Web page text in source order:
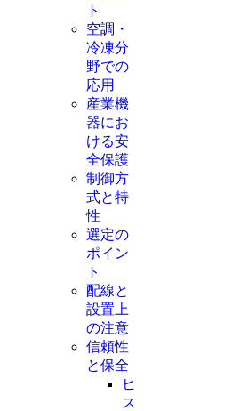
ト
空調・
冷凍分
野での
応用
産業機
器にお
ける安
全保護
制御方
式と特
性
選定の
ポイン
ト
配線と
設置上
の注意
信頼性
と保全
ヒ
ス